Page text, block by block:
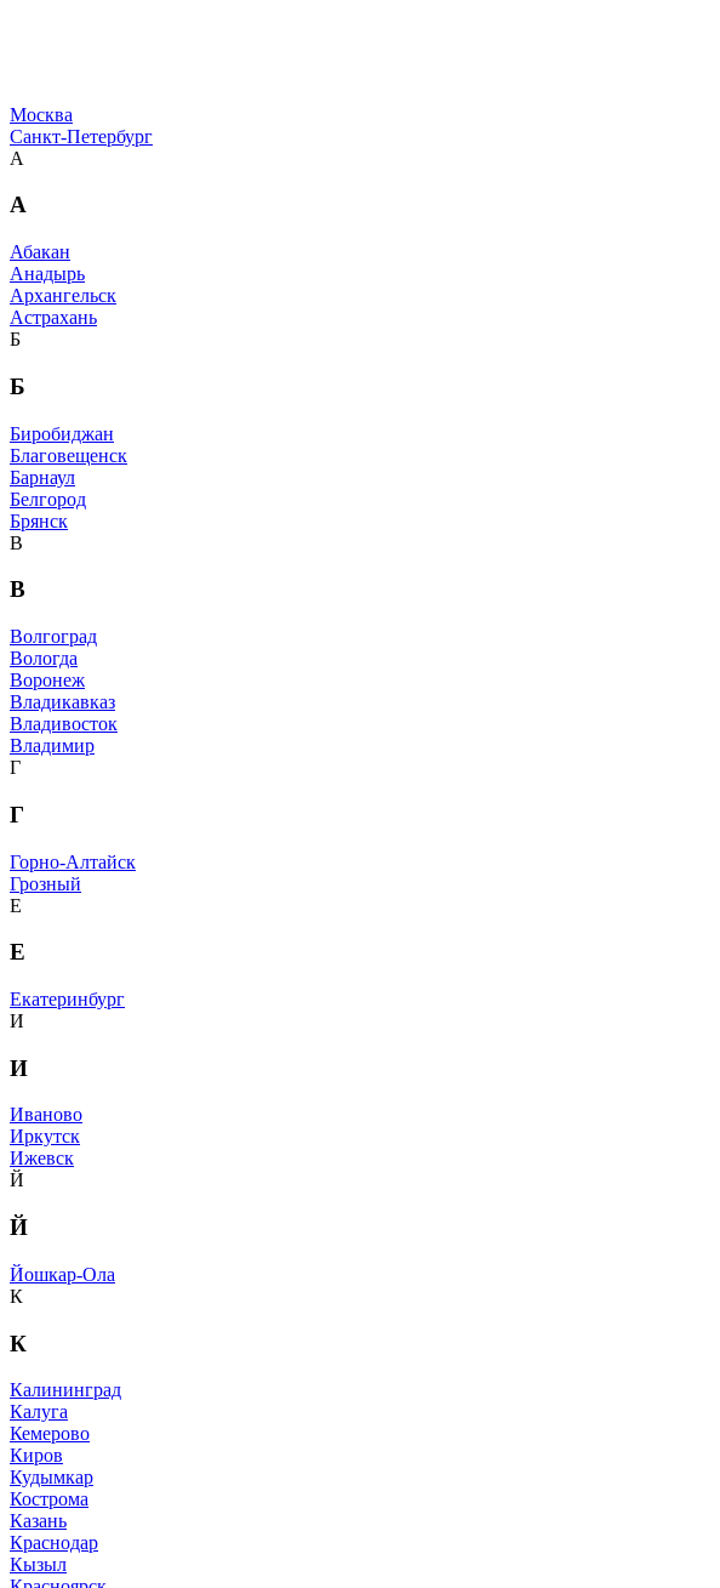
Москва
Санкт-Петербург
А
А
Абакан
Анадырь
Архангельск
Астрахань
Б
Б
Биробиджан
Благовещенск
Барнаул
Белгород
Брянск
В
В
Волгоград
Вологда
Воронеж
Владикавказ
Владивосток
Владимир
Г
Г
Горно-Алтайск
Грозный
Е
Е
Екатеринбург
И
И
Иваново
Иркутск
Ижевск
Й
Й
Йошкар-Ола
К
К
Калининград
Калуга
Кемерово
Киров
Кудымкар
Кострома
Казань
Краснодар
Кызыл